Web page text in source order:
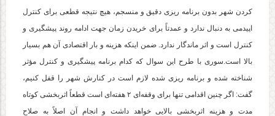
کردن شهر بدون برنامه ریزی دقیق و منسجم، هیچ نتیجه قطعی برای کنترل
اپیدمی به دنبال ندارد و عمدتاً برای خریدن زمان جهت ادامه روند پیشگیری و
کنترل است و اثر ماندگار ندارد. ضمن اینکه هزینه و بار اقتصادی آن هم بسیار
بالا است.سوری با طرح این سوال که کدام برنامه پیشگیری و کنترل مؤثر
شناخته شده و برنامه ریزی شده لازم است در کنارش شهر را قفل کنیم،
گفت: اگر چنین اقدامی تنها برای وقفه‌ای ۲ هفته‌ای است قطعاً اثربخشی کوتاه
مدت و هزینه اثربخشی بالایی خواهد داشت و انجام آن اصلاً به صلاح